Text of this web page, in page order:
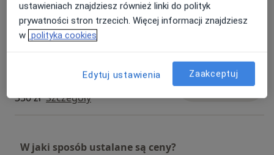
Konsultacja psychiatryczna (kolejna
wizyta)
300 zł Szczegóły
Umów wizytę
Konsultacja psychiatryczna
350 zł Szczegóły
Umów wizytę
W jaki sposób ustalane są ceny?
ustawieniach znajdziesz również linki do polityk
prywatności stron trzecich. Więcej informacji znajdziesz
w polityka cookies
Edytuj ustawienia Zaakceptuj